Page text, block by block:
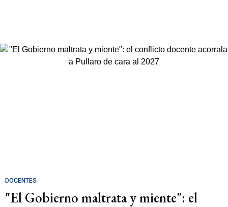
DOCENTES
"El Gobierno maltrata y miente": el